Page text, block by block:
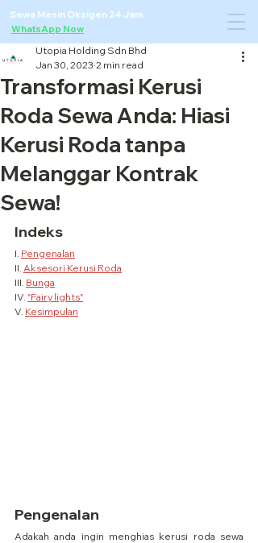
Sewa Mesin Oksigen 24 Jam ·
WhatsApp Now
Transformasi Kerusi
Roda Sewa Anda: Hiasi
Kerusi Roda tanpa
Melanggar Kontrak
Sewa!
Utopia Holding Sdn Bhd
Jan 30, 2023 2 min read
Indeks
I. Pengenalan
II. Aksesori Kerusi Roda
III. Bunga
IV. "Fairy lights"
V. Kesimpulan
Pengenalan
Adakah anda ingin menghias kerusi roda sewa